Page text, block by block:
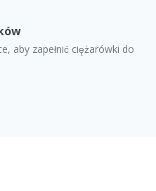
aby zapełnić ciężarówki do